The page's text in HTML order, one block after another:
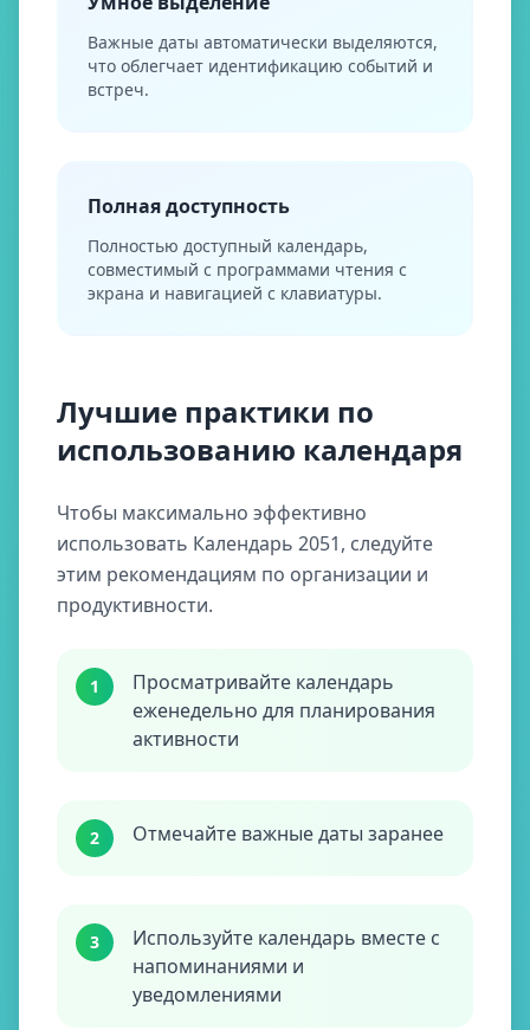
Важные даты автоматически выделяются,
что облегчает идентификацию событий и
встреч.
Полная доступность
Полностью доступный календарь,
совместимый с программами чтения с
экрана и навигацией с клавиатуры.
Лучшие практики по
использованию календаря
Чтобы максимально эффективно
использовать Календарь 2051, следуйте
этим рекомендациям по организации и
продуктивности.
1
Просматривайте календарь
еженедельно для планирования
активности
2 Отмечайте важные даты заранее
3
Используйте календарь вместе с
напоминаниями и
уведомлениями